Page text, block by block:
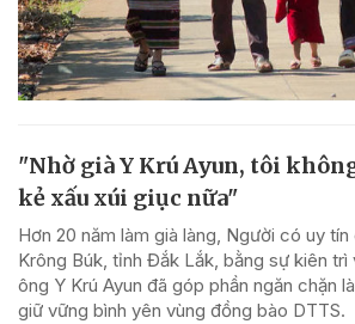
"Nhờ già Y Krú Ayun, tôi
kẻ xấu xúi giục nữa"
Hơn 20 năm làm già làng, Người có uy
Krông Búk, tỉnh Đắk Lắk, bằng sự kiên trì
ông Y Krú Ayun đã góp phần ngăn chặn
giữ vững bình yên vùng đồng bào DTTS.